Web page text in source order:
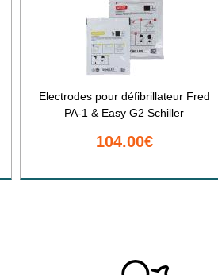
Electrodes pour défibrillateur Fred
PA-1 & Easy G2 Schiller
104.00€